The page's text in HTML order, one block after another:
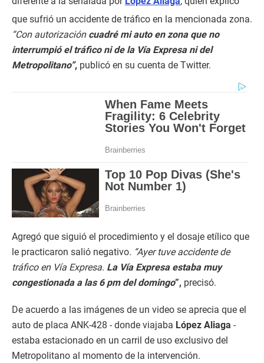
que sufrió un accidente de tráfico en la mencionada zona.
“Con autorizacióncuadré mi auto en zona que no
interrumpió el tráfico ni de la Vía Expresa ni del
Metropolitano”, publicó en su cuenta de Twitter.
Agregó que siguió el procedimiento y el dosaje etílico que
le practicaron salió negativo. “Ayer tuve accidente de
tráfico en Vía Expresa. La Vía Expresa estaba muy
congestionada a las 6 pm del domingo”, precisó.
De acuerdo a las imágenes de un video se aprecia que el
auto de placa ANK-428 - donde viajaba López Aliaga -
estaba estacionado en un carril de uso exclusivo del
Metropolitano al momento de la intervención.